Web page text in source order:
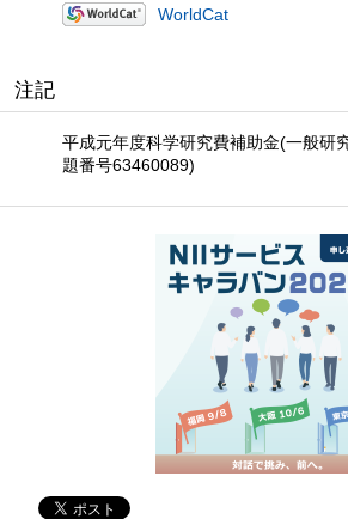
WorldCat
注記
平成元年度科学研究費補助金(一般研
題番号63460089)